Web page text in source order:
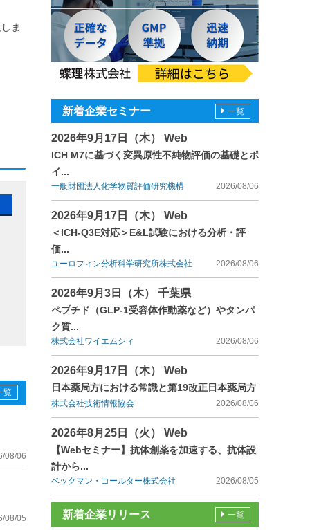
ま
08/06
08/05
覧
新着企業セミナー
2026年9月17日（木） Web
ICH M7に基づく変異原性不純物評価の基礎とポ
イ...
一般財団法人化学物質評価研究機構 2026/08/06
2026年9月17日（木） Web
＜ICH-Q3E対応＞E&L試験における分析・評
価...
ユーロフィン分析科学研究所株式会社 2026/08/06
2026年9月3日（木） 千葉県
ペプチド（GLP-1受容体作動薬など）やタンパ
ク質...
株式会社ワイエムシィ 2026/08/06
2026年9月17日（木） Web
日本薬局方における常識と第19改正日本薬局方
株式会社技術情報協会 2026/08/06
2026年8月25日（火） Web
【Webセミナー】抗体創薬を加速する、抗体設
計から...
ベックマン・コールター株式会社 2026/08/05
一覧
新着企業リリース 一覧